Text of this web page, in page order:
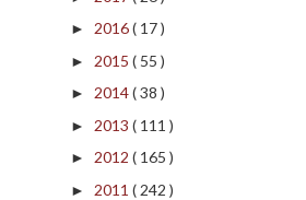
► 2016( 17 )
► 2015 ( 55 )
► 2014( 38 )
► 2013 ( 111 )
► 2012 ( 165 )
► 2011 ( 242 )